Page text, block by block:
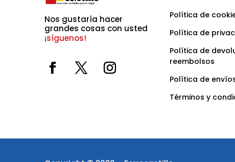
Nos gustaría hacer
¡síguenos!
Política de
Política de
Política de
reembolsos
Política de
Términos y